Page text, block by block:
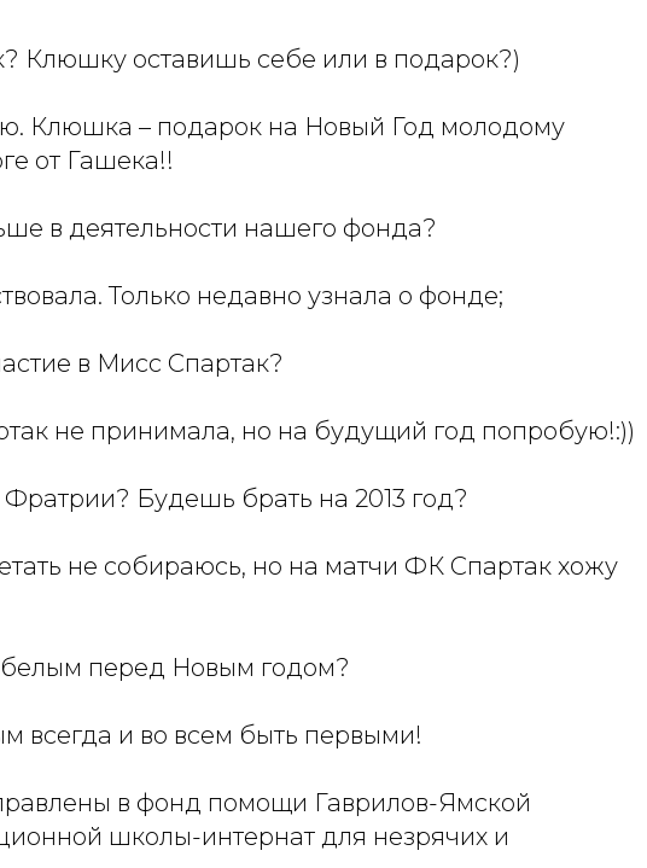
Клюшку оставишь себе или в подарок?)
Клюшка – подарок на Новый Год молодому
от Гашека!!
в деятельности нашего фонда?
Только недавно узнала о фонде;
в Мисс Спартак?
не принимала, но на будущий год попробую!:))
Фратрии? Будешь брать на 2013 год?
не собираюсь, но на матчи ФК Спартак хожу
перед Новым годом?
всегда и во всем быть первыми!
в фонд помощи Гаврилов-Ямской
школы-интернат для незрячих и